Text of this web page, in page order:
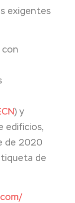
exigentes
con
) y
edificios,
de 2020
de